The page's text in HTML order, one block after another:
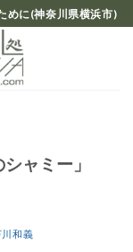
めに(神奈川県横浜市)
ャミー」
川和義